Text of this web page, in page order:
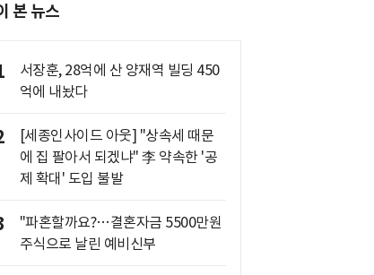
본 뉴스
서장훈, 28억에 산 양재역 빌딩 450
억에 내놨다
[세종인사이드 아웃] "상속세 때문
에 집 팔아서 되겠냐" 李 약속한 '공
제 확대' 도입 불발
"파혼할까요?…결혼자금 5500만원
주식으로 날린 예비신부